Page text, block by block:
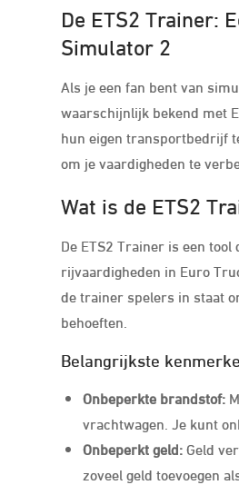
De ETS2 Trainer:
Simulator 2
Als je een fan bent van
waarschijnlijk bekend met
hun eigen transportbedrijf
om je vaardigheden te
Wat is de ETS2
De ETS2 Trainer is een
rijvaardigheden in Euro
de trainer spelers in staat
behoeften.
Belangrijkste
Onbeperkte brandstof:
vrachtwagen. Je kunt
Onbeperkt geld:Geld
zoveel geld toevoegen